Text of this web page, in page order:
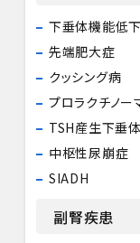
下垂体機能低
先端肥大症
クッシング病
プロラクチノー
TSH産生下垂
中枢性尿崩症
SIADH
副腎疾患